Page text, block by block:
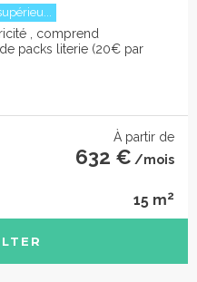
, comprend
packs literie (20€ par
À partir de
632 € /mois
15 m2